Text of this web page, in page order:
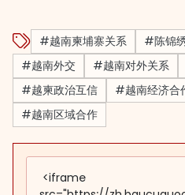
#越南柬埔寨关系 #陈锦
#越南外交
#越南对外关系
#越柬政治互信
#越南经济合
#越南区域合作